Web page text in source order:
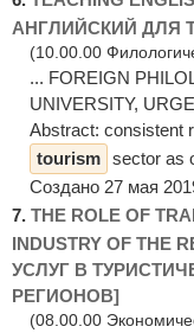
АНГЛИЙСКИЙ ДЛЯ
(10.00.00
... FOREIGN
UNIVERSITY,
Abstract: сonsistent
tourism sector as
Создано 27 мая
7. THE ROLE OF
INDUSTRY OF
УСЛУГ В
РЕГИОНОВ]
(08.00.00